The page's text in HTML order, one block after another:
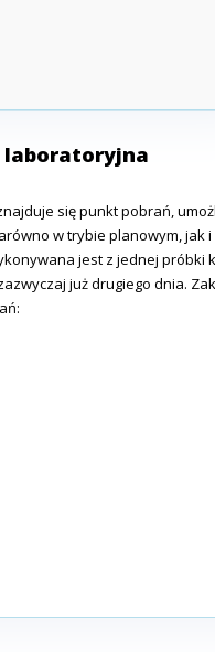
się punkt pobrań,
w trybie planowym, jak i
jest z jednej próbki
już drugiego dnia.